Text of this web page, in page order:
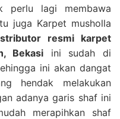
perlu lagi membawa
juga Karpet musholla
resmi karpet
Bekasi ini sudah di
ini akan dangat
hendak melakukan
adanya garis shaf ini
merapihkan shaf